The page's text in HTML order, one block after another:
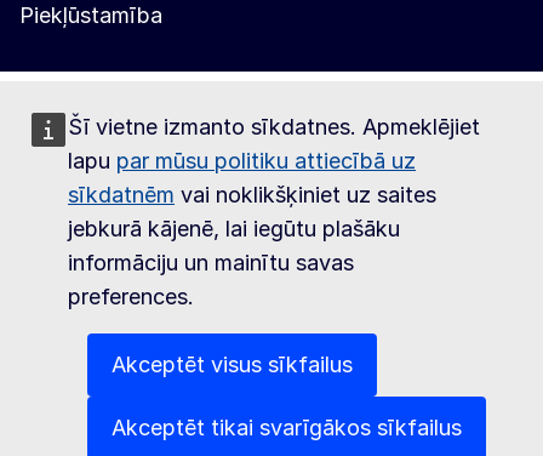
Šī vietne izmanto sīkdatnes. Apmeklējiet
lapu par mūsu politiku attiecībā uz
sīkdatnēm vai noklikšķiniet uz saites
jebkurā kājenē, lai iegūtu plašāku
informāciju un mainītu savas
preferences.
Akceptēt visus sīkfailus
Akceptēt tikai svarīgākos sīkfailus
Piekļūstamība